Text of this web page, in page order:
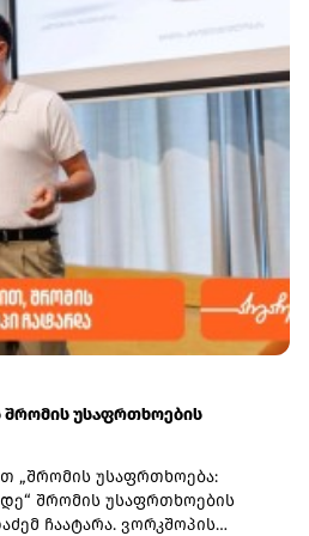
შრომის უსაფრთხოების
„შრომის უსაფრთხოება:
შრომის უსაფრთხოების
ჩაატარა. ვორკშოპის